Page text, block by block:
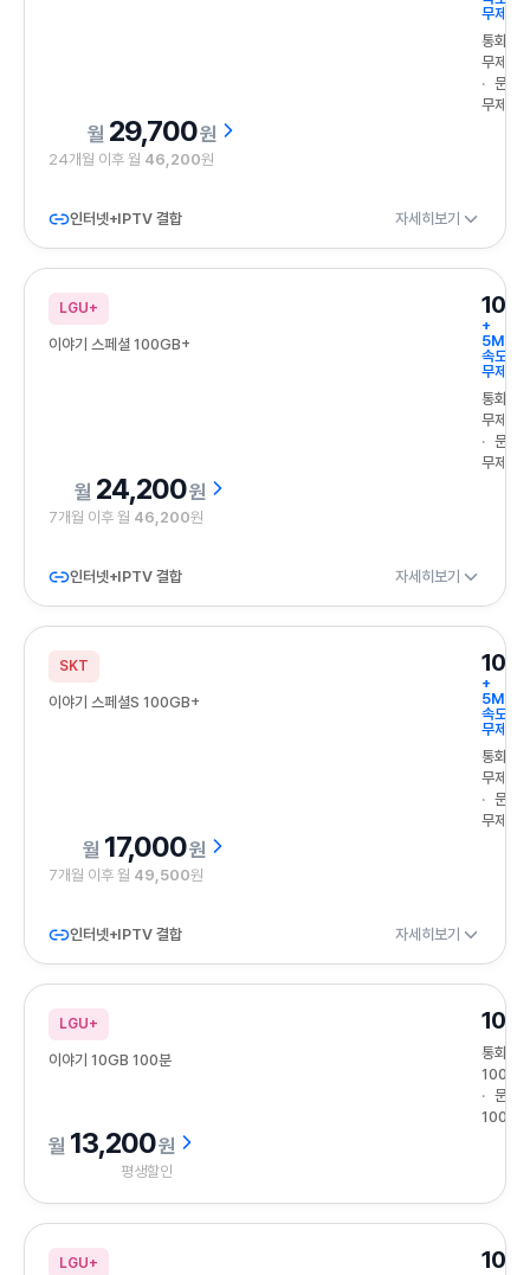
무제한
통화
무제한
문자
무제한
29,700원
24개월 이후 월 46,200원
인터넷+IPTV 결합 자세히보기
LGU+
이야기 스페셜 100GB+
+
속도
무제한
통화
무제한
문자
무제한
24,200원
7개월 이후 월 46,200원
인터넷+IPTV 결합 자세히보기
SKT
이야기 스페셜S 100GB+
+
속도
무제한
통화
무제한
문자
무제한
17,000원
7개월 이후 월 49,500원
인터넷+IPTV 결합 자세히보기
LGU+
이야기 10GB 100분
통화
100분
문자
100건
13,200원
평생할인
LGU+